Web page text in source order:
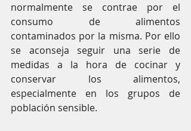
normalmente se contrae por el
consumo de alimentos
contaminados por la misma. Por ello
se aconseja seguir una serie de
medidas a la hora de cocinar y
conservar los alimentos,
especialmente en los grupos de
población sensible.